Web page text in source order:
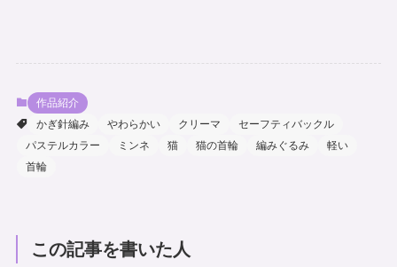
作品紹介
かぎ針編み
やわらかい クリーマ
セーフティバックル
パステルカラー
ミンネ 猫 猫の首輪 編みぐるみ
軽い
首輪
この記事を書いた人